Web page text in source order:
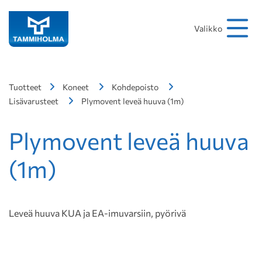
Valikko
Tuotteet Koneet
Kohdepoisto
Lisävarusteet
Plymovent leveä huuva (1m)
Plymovent leveä huuva
(1m)
Leveä huuva KUA ja EA-imuvarsiin, pyörivä